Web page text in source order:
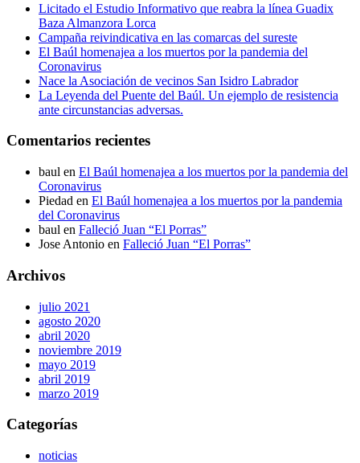
Licitado el Estudio Informativo que reabra la línea Guadix
Baza Almanzora Lorca
Campaña reivindicativa en las comarcas del sureste
El Baúl homenajea a los muertos por la pandemia del
Coronavirus
Nace la Asociación de vecinos San Isidro Labrador
La Leyenda del Puente del Baúl. Un ejemplo de resistencia
ante circunstancias adversas.
Comentarios recientes
baul en El Baúl homenajea a los muertos por la pandemia del
Coronavirus
Piedad en El Baúl homenajea a los muertos por la pandemia
del Coronavirus
baul en Falleció Juan “El Porras”
Jose Antonio en Falleció Juan “El Porras”
Archivos
julio 2021
agosto 2020
abril 2020
noviembre 2019
mayo 2019
abril 2019
marzo 2019
Categorías
noticias